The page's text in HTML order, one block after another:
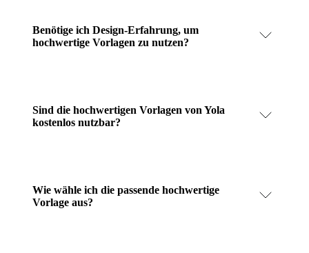
Benötige ich Design-Erfahrung, um
hochwertige Vorlagen zu nutzen?
Sind die hochwertigen Vorlagen von Yola
kostenlos nutzbar?
Wie wähle ich die passende hochwertige
Vorlage aus?